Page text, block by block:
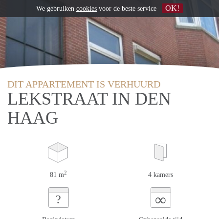
DIT APPARTEMENT IS VERHUURD
LEKSTRAAT IN DEN
HAAG
81 m2 4 kamers
? ∞
We gebruiken cookies voor de beste service OK!